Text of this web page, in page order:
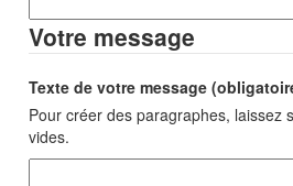
Votre message
Texte de votre message
Pour créer des paragraphes, laissez
vides.